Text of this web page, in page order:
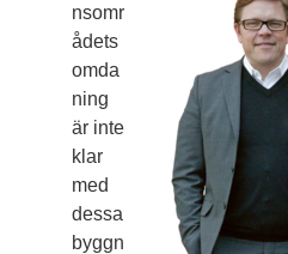
nsomr
ådets
omda
ning
är inte
klar
med
dessa
byggn